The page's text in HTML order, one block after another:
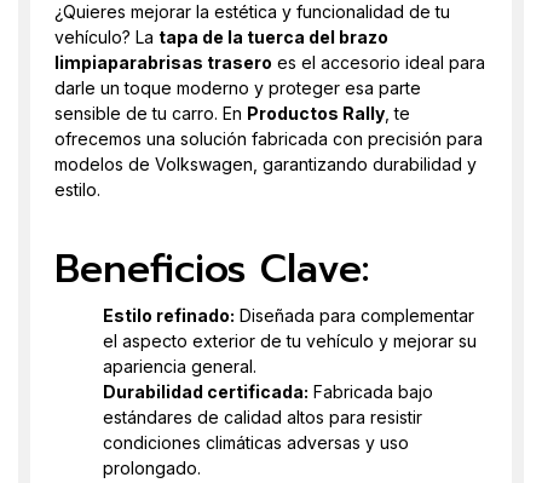
¿Quieres mejorar la estética y funcionalidad de tu
vehículo? La tapa de la tuerca del brazo
limpiaparabrisas trasero es el accesorio ideal para
darle un toque moderno y proteger esa parte
sensible de tu carro. En Productos Rally , te
ofrecemos una solución fabricada con precisión para
modelos de Volkswagen, garantizando durabilidad y
estilo.
Beneficios Clave:
Estilo refinado: Diseñada para complementar
el aspecto exterior de tu vehículo y mejorar su
apariencia general.
Durabilidad certificada: Fabricada bajo
estándares de calidad altos para resistir
condiciones climáticas adversas y uso
prolongado.